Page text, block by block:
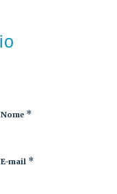
Nome *
E-mail *